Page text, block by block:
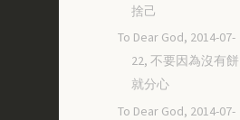
捨己
To Dear God, 2014-07-
22, 不要因為沒有餅
就分心
To Dear God, 2014-07-